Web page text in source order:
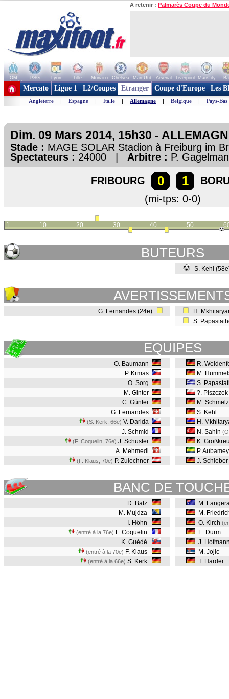
A retenir : Palmarès Coupe du
OM PSG Lyon Lille Monaco Chelsea Man Utd Arsenal Liverpool ManCity
+ de clubs
Mercato Ligue 1 L2/Coupes Etranger Coupe d'Europe Les
Angleterre | Espagne | Italie | Allemagne | Belgique | Pays-Bas
Dim. 09 Mars 2014, 15h30 -
Stade : MAGE SOLAR Stadion à Freiburg im
Spectateurs : 24000 | Arbitre : P.
FRIBOURG 0 1
(mi-tps: 0-0)
1 10 20 30 40 50
BUTEURS
S. Kehl
G. Fernandes (24e)
H.
S.
EQUIPES
O. Baumann
P. Krmas
O. Sorg
M. Ginter
C. Günter
G. Fernandes
(S. Kerk, 66e) V. Darida
J. Schmid
(F. Coquelin, 76e) J. Schuster
A. Mehmedi
(F. Klaus, 70e) P. Zulechner
R.
M.
S.
?. Piszczek
M.
S. Kehl
H.
N. Sahin
K.
P.
J. Schieber
BANC DE
D. Batz
M. Mujdza
I. Höhn
(entré à la 76e) F. Coquelin
K. Guédé
(entré à la 70e) F. Klaus
(entré à la 66e) S. Kerk
M.
M.
O. Kirch
E. Durm
J.
M. Jojic
T. Harder